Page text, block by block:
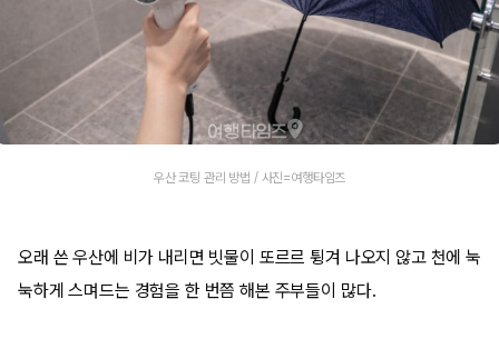
우산 코팅 관리 방법 / 사진=여행타임즈
오래 쓴 우산에 비가 내리면 빗물이 또르르 튕겨 나오지 않고 천에 눅
눅하게 스며드는 경험을 한 번쯤 해본 주부들이 많다.